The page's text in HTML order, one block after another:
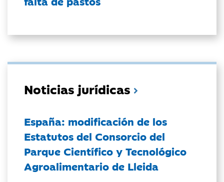
Noticias jurídicas
España: modificación de los
Estatutos del Consorcio del
Parque Científico y Tecnológico
Agroalimentario de Lleida